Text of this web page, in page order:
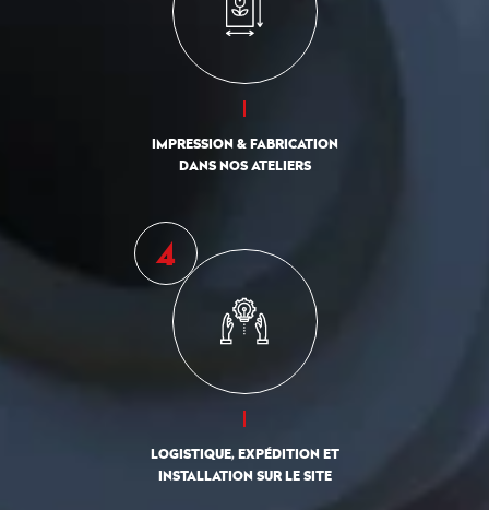
IMPRESSION & FABRICATION
DANS NOS ATELIERS
LOGISTIQUE, EXPÉDITION ET
INSTALLATION SUR LE SITE